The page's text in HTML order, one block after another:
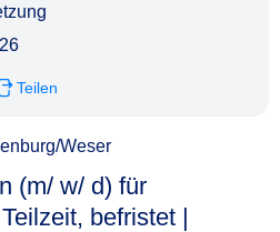
Teilen
Weser
(m/ w/ d) für
befristet |